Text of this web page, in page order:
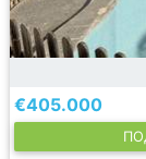
€405.000